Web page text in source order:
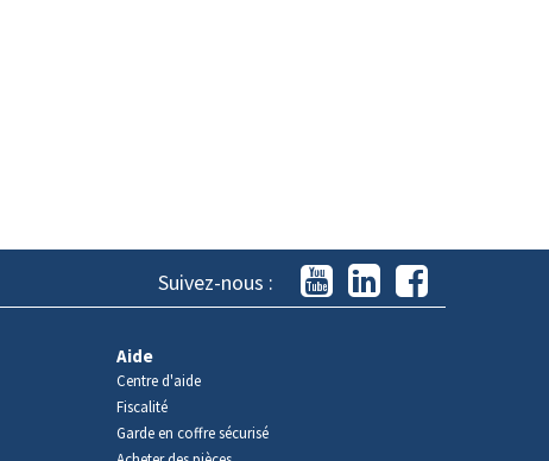
Suivez-nous :
Aide
Centre d'aide
Fiscalité
Garde en coffre sécurisé